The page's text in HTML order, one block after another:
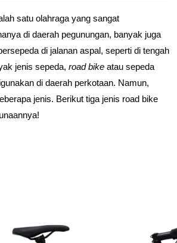
satu olahraga yang sangat
di daerah pegunungan, banyak juga
di jalanan aspal, seperti di tengah
jenis sepeda, road bike atau sepeda
jenis. Berikut tiga jenis road bike